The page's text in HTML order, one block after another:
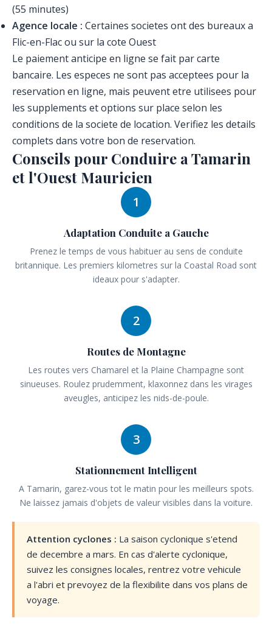
(55 minutes)
Agence locale : Certaines societes ont des bureaux a
Flic-en-Flac ou sur la cote Ouest
Le paiement anticipe en ligne se fait par carte
bancaire. Les especes ne sont pas acceptees pour la
reservation en ligne, mais peuvent etre utilisees pour
les supplements et options sur place selon les
conditions de la societe de location. Verifiez les details
complets dans votre bon de reservation.
Conseils pour Conduire a Tamarin
et l'Ouest Mauricien
1
Adaptation Conduite a Gauche
Prenez le temps de vous habituer au sens de conduite
britannique. Les premiers kilometres sur la Coastal Road sont
ideaux pour s'adapter.
2
Routes de Montagne
Les routes vers Chamarel et la Plaine Champagne sont
sinueuses. Roulez prudemment, klaxonnez dans les virages
aveugles, anticipez les nids-de-poule.
3
Stationnement Intelligent
A Tamarin, garez-vous tot le matin pour les meilleurs spots.
Ne laissez jamais d'objets de valeur visibles dans la voiture.
Attention cyclones : La saison cyclonique s'etend
de decembre a mars. En cas d'alerte cyclonique,
suivez les consignes locales, rentrez votre vehicule
a l'abri et prevoyez de la flexibilite dans vos plans de
voyage.